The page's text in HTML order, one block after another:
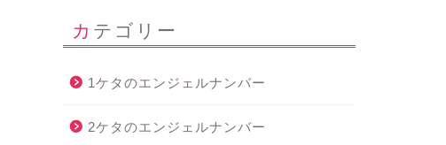
カテゴリー
1ケタのエンジェルナンバー
2ケタのエンジェルナンバー